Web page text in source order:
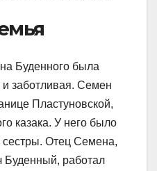
Буденного была
заботливая. Семен
Пластуновской,
казака. У него было
сестры. Отец Семена,
работал